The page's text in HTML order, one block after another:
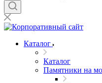
Каталог
Каталог
Памятники на